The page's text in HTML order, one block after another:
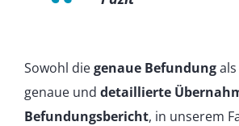
Sowohl diegenaue Befundung
genaue und detaillierte
Befundungsbericht, in unserem